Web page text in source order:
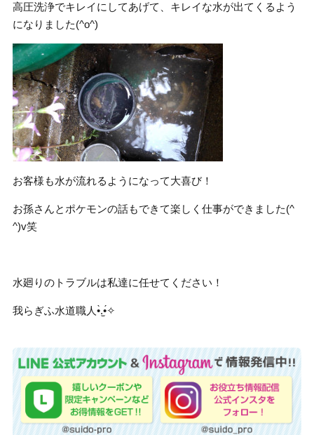
高圧洗浄でキレイにしてあげて、キレイな水が出てくるよう
になりました(^o^)
お客様も水が流れるようになって大喜び！
お孫さんとポケモンの話もできて楽しく仕事ができました(^
^)v笑
水廻りのトラブルは私達に任せてください！
我らぎふ水道職人•̀.̫•́✧